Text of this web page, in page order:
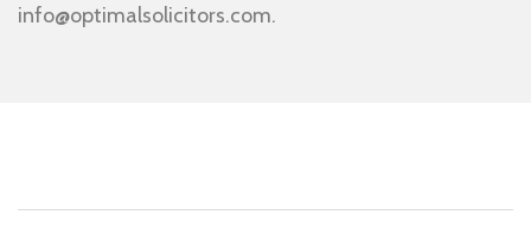
info@optimalsolicitors.com.